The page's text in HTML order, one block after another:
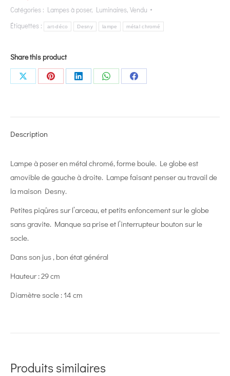
Catégories : Lampes à poser, Luminaires, Vendu
Étiquettes :
art-déco Desny lampe métal chromé
Share this product
Share
Share
Share
Share
Share
Description
Lampe à poser en métal chromé, forme boule. Le globe est
amovible de gauche à droite. Lampe faisant penser au travail de
la maison Desny.
Petites piqûres sur l’arceau, et petits enfoncement sur le globe
sans gravite. Manque sa prise et l’interrupteur bouton sur le
socle.
Dans son jus , bon état général
Hauteur : 29 cm
Diamètre socle : 14 cm
Produits similaires